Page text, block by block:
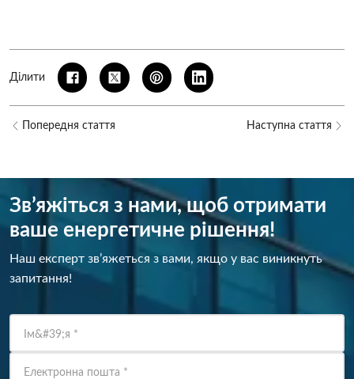
Ділити
Попередня стаття Наступна стаття
Зв’яжіться з нами, щоб отримати
ваше енергетичне рішення!
Наш експерт зв’яжеться з вами, якщо у вас виникнуть
запитання!
Ім&#39;я *
Електронна пошта *